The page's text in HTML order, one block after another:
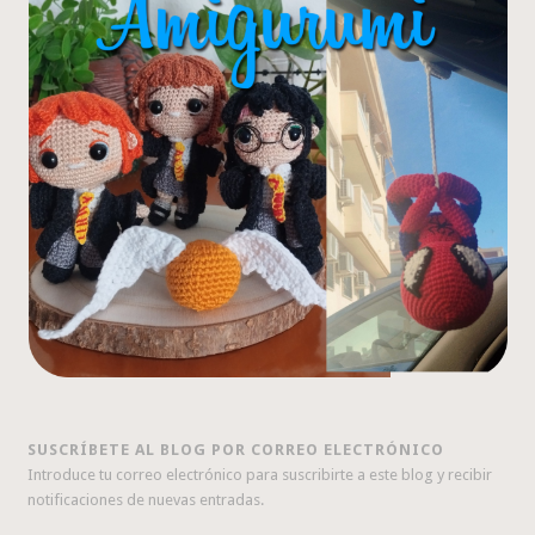
SUSCRÍBETE AL BLOG POR CORREO ELECTRÓNICO
Introduce tu correo electrónico para suscribirte a este blog y recibir
notificaciones de nuevas entradas.